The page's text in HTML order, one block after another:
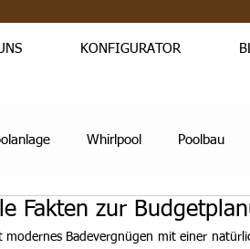
KONFIGURATOR
Whirlpool Poolbau
Fakten zur
Badevergnügen mit einer